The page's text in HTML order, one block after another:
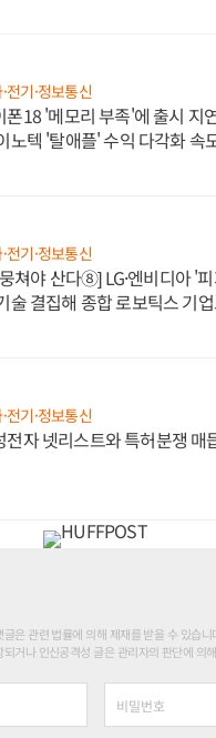
전기·정보통신
폰18 '메모리 부족'에 출시 지
노텍 '탈애플' 수익 다각화 속
전기·정보통신
쳐야 산다⑧] LG·엔비디아 '
술 결집해 종합 로보틱스 기
전기·정보통신
전자 넷리스트와 특허분쟁 매
은 관련 법률에 의해 제재를 받을 수 있습니
거나 인신공격성 글은 관리자의 판단에 의